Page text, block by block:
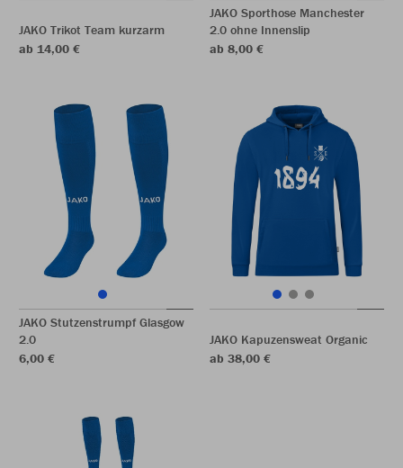
JAKO Trikot Team kurzarm
ab 14,00 €
JAKO Sporthose Manchester
2.0 ohne Innenslip
ab 8,00 €
JAKO Stutzenstrumpf Glasgow
2.0
6,00 €
JAKO Kapuzensweat Organic
ab 38,00 €